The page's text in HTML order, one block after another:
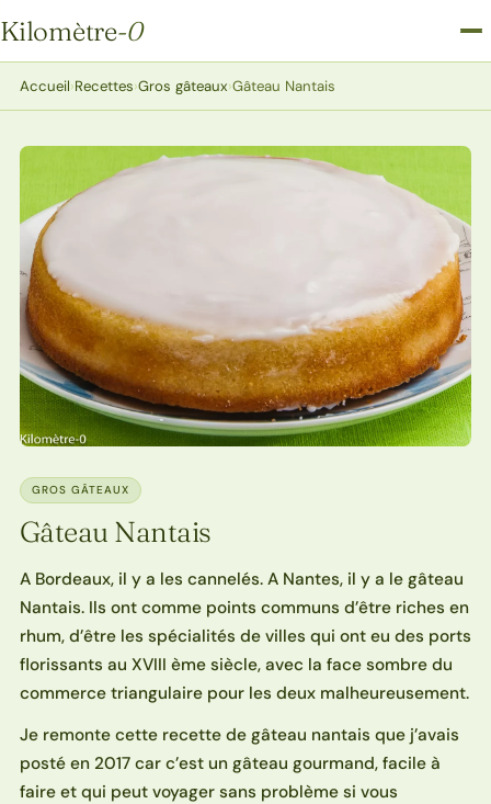
Kilomètre-0
Kilomètre-0
Accueil›Recettes›Gros gâteaux›Gâteau Nantais
GROS GÂTEAUX
Gâteau Nantais
A Bordeaux, il y a les cannelés. A Nantes, il y a le gâteau
Nantais. Ils ont comme points communs d’être riches en
rhum, d’être les spécialités de villes qui ont eu des ports
florissants au XVIII ème siècle, avec la face sombre du
commerce triangulaire pour les deux malheureusement.
Je remonte cette recette de gâteau nantais que j’avais
posté en 2017 car c’est un gâteau gourmand, facile à
faire et qui peut voyager sans problème si vous